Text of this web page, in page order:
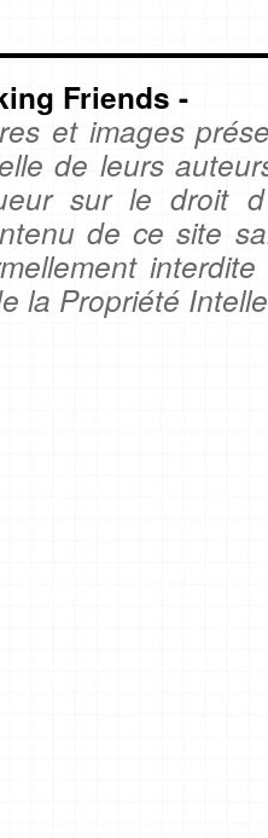
Friends -
et images
de leurs
sur le droit
de ce site
la Propriété